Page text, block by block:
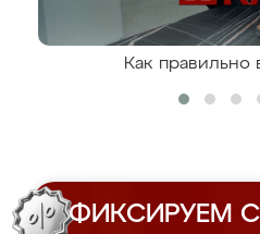
Как правильно
ФИКСИРУЕМ